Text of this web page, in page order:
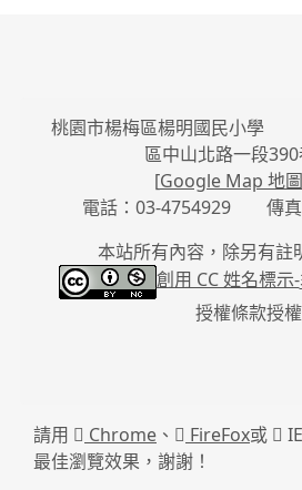
桃園市楊梅區楊明國民小學
區中山北路一段
[Google Map 地
電話：03-4754929 傳真
本站所有內容，除另有註
創用 CC 姓名標示-
授權條款授權
請用 Chrome 、 FireFox或
最佳瀏覽效果，謝謝！